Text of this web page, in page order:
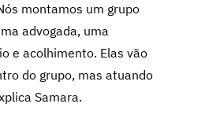
montamos um grupo
advogada, uma
e acolhimento. Elas vão
do grupo, mas atuando
Samara.